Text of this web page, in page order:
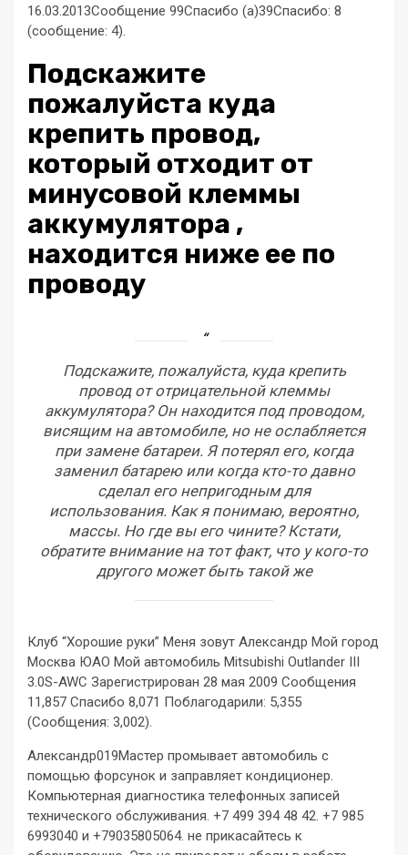
16.03.2013Сообщение 99Спасибо (a)39Спасибо: 8
(сообщение: 4).
Подскажите
пожалуйста куда
крепить провод,
который отходит от
минусовой клеммы
аккумулятора ,
находится ниже ее по
проводу
Подскажите, пожалуйста, куда крепить
провод от отрицательной клеммы
аккумулятора? Он находится под проводом,
висящим на автомобиле, но не ослабляется
при замене батареи. Я потерял его, когда
заменил батарею или когда кто-то давно
сделал его непригодным для
использования. Как я понимаю, вероятно,
массы. Но где вы его чините? Кстати,
обратите внимание на тот факт, что у кого-то
другого может быть такой же
Клуб “Хорошие руки” Меня зовут Александр Мой город
Москва ЮАО Мой автомобиль Mitsubishi Outlander III
3.0S-AWC Зарегистрирован 28 мая 2009 Сообщения
11,857 Спасибо 8,071 Поблагодарили: 5,355
(Сообщения: 3,002).
Александр019Мастер промывает автомобиль с
помощью форсунок и заправляет кондиционер.
Компьютерная диагностика телефонных записей
технического обслуживания. +7 499 394 48 42. +7 985
6993040 и +79035805064. не прикасайтесь к